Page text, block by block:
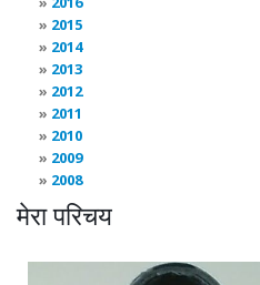
2015
2014
2013
2012
2011
2010
2009
2008
मेरा परिचय